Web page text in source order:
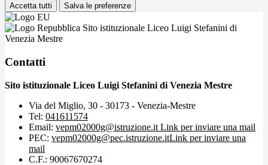
Accetta tutti Salva le preferenze
Sito istituzionale Liceo Luigi Stefanini di
Venezia Mestre
Contatti
Sito istituzionale Liceo Luigi Stefanini di Venezia Mestre
Via del Miglio, 30 - 30173 - Venezia-Mestre
Tel: 041611574
Email: vepm02000g@istruzione.it Link per inviare una mail
PEC: vepm02000g@pec.istruzione.itLink per inviare una
mail
C.F.: 90067670274